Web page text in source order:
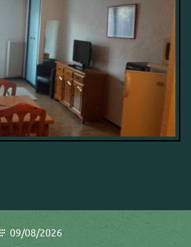
09/08/2026